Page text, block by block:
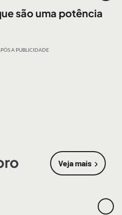
são uma potência
A PUBLICIDADE
Veja mais
sobre